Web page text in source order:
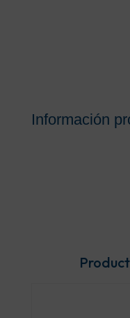
Información